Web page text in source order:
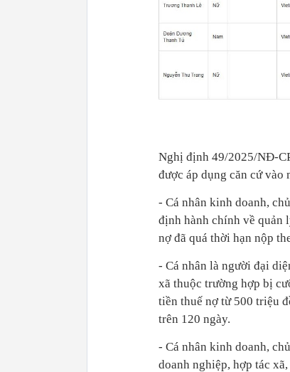
Nghị định 49/2025/NĐ-
được áp dụng căn cứ vào
- Cá nhân kinh doanh,
định hành chính về quản
nợ đã quá thời hạn nộp
- Cá nhân là người đại
xã thuộc trường hợp bị
tiền thuế nợ từ 500 triệu
trên 120 ngày.
- Cá nhân kinh doanh,
doanh nghiệp, hợp tác